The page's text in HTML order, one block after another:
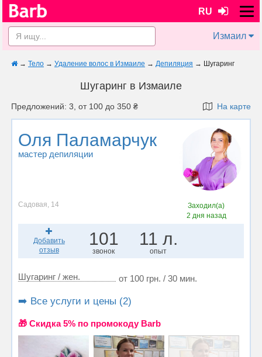
RU
Измаил
→ Тело → Удаление волос в Измаиле → Депиляция → Шугаринг
Шугаринг в Измаиле
Предложений: 3, от 100 до 350 ₴ На карте
Оля Паламарчук
мастер депиляции
Садовая, 14
Заходил(а)
2 дня назад
Добавить
отзыв
101
звонок
11 л.
опыт
Шугаринг / жен. от 100 грн. / 30 мин.
➡️ Все услуги и цены (2)
🎁 Cкидка 5% по промокоду Barb